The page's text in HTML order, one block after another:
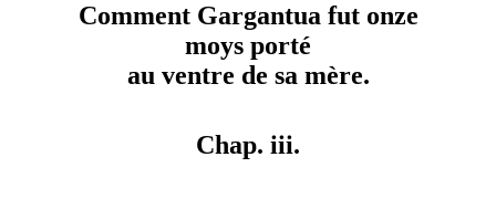
Comment Gargantua fut onze
moys porté
au ventre de sa mère.
Chap. iii.